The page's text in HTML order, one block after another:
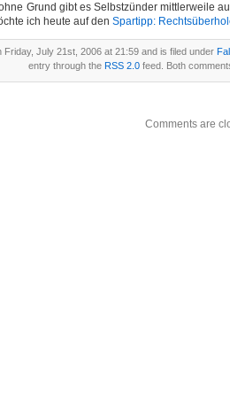
Grund gibt es Selbstzünder mittlerweile
ich heute auf den Spartipp:
July 21st, 2006 at 21:59 and is filed under
entry through the RSS 2.0 feed. Both
Comments are